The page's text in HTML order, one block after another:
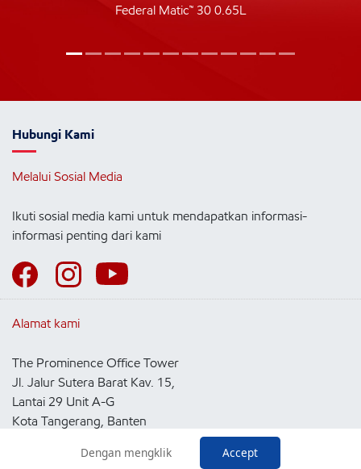
Federal Matic™ 30 0.65L
Hubungi Kami
Melalui Sosial Media
Ikuti sosial media kami untuk mendapatkan informasi-
informasi penting dari kami
Alamat kami
The Prominence Office Tower
Jl. Jalur Sutera Barat Kav. 15,
Lantai 29 Unit A-G
Kota Tangerang, Banten
Accept
Dengan mengklik